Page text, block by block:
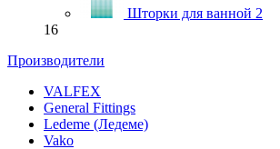
Шторки для ванной 2
16
Производители
VALFEX
General Fittings
Ledeme (Ледеме)
Vako